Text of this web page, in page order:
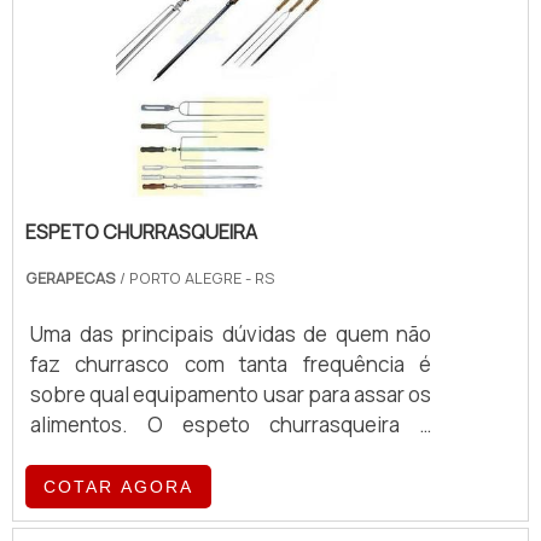
pasteurização de 100 a 15.000 lts por hora,
em modelos á placas ou tubular. Vantagens
do equipamento: Qualidade e durabilidade,
projetos personalizados conforme a
necessidade do cliente, manutenção e
assistência técnica especializada, suporte
e treinamento para a operação na entrega
do equipamento.
ESPETO CHURRASQUEIRA
GERAPECAS / PORTO ALEGRE - RS
Uma das principais dúvidas de quem não
faz churrasco com tanta frequência é
sobre qual equipamento usar para assar os
alimentos. O espeto churrasqueira é
que se trata de uma ferramenta
economicamente viável e fácil de ser
COTAR AGORA